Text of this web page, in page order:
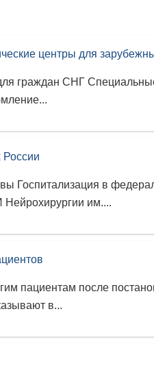
центры для
граждан СНГ
России
Госпитализация в
им....
пациентам после
в...